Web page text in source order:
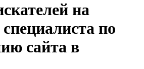
на
по
сайта в